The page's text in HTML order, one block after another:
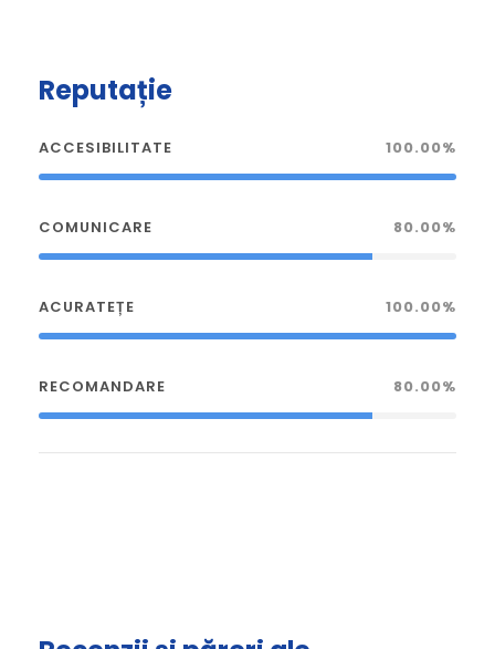
Reputație
ACCESIBILITATE 100.00%
COMUNICARE 80.00%
ACURATEȚE 100.00%
RECOMANDARE 80.00%